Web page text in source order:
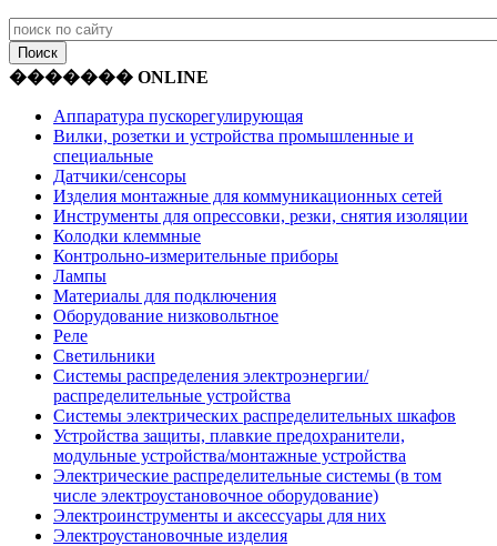
������� ONLINE
Аппаратура пускорегулирующая
Вилки, розетки и устройства промышленные и
специальные
Датчики/сенсоры
Изделия монтажные для коммуникационных сетей
Инструменты для опрессовки, резки, снятия изоляции
Колодки клеммные
Контрольно-измерительные приборы
Лампы
Материалы для подключения
Оборудование низковольтное
Реле
Светильники
Системы распределения электроэнергии/
распределительные устройства
Системы электрических распределительных шкафов
Устройства защиты, плавкие предохранители,
модульные устройства/монтажные устройства
Электрические распределительные системы (в том
числе электроустановочное оборудование)
Электроинструменты и аксессуары для них
Электроустановочные изделия